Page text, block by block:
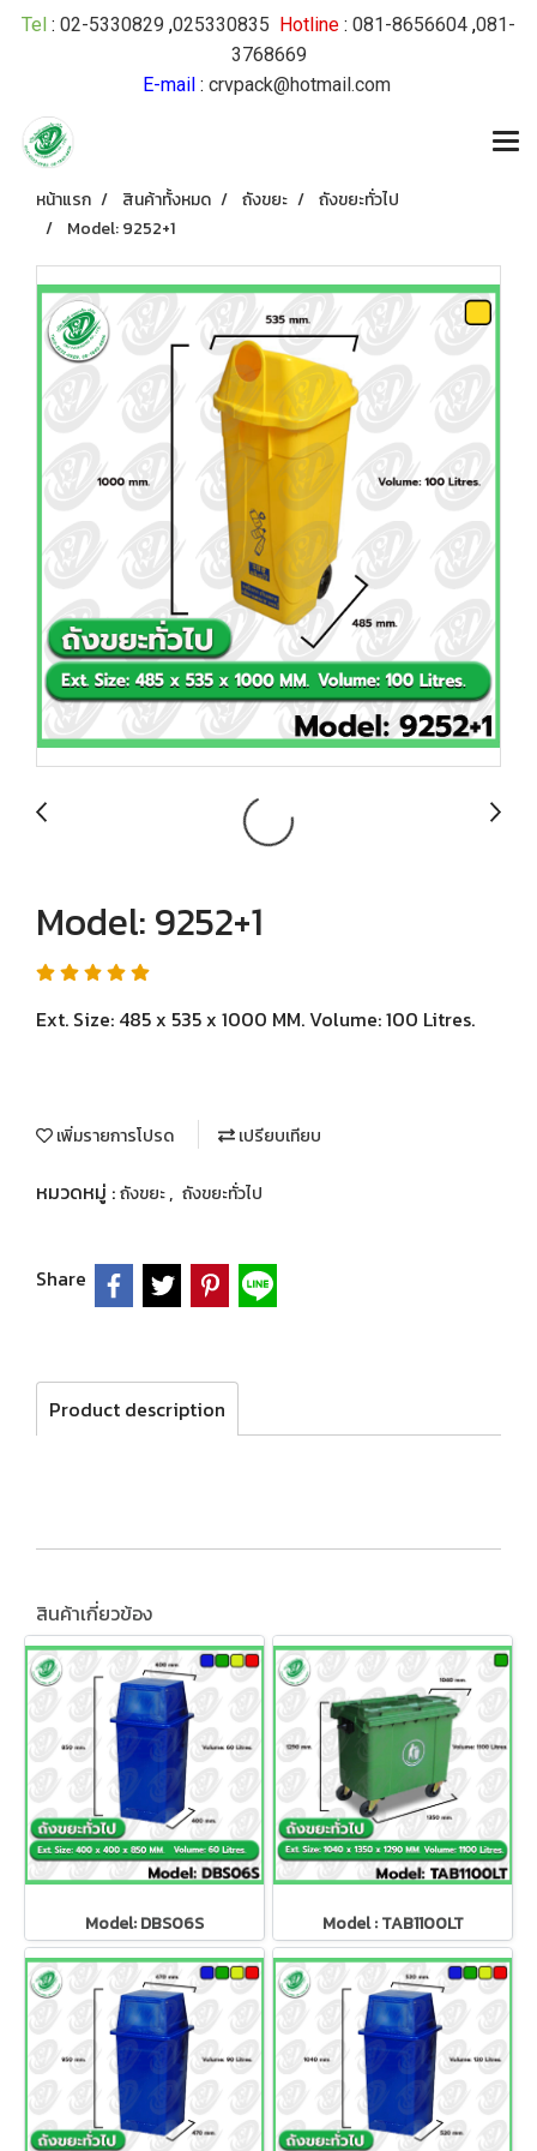
Tel : 02-5330829 ,025330835 Hotline : 081-8656604 ,081-
3768669
E-mail: crvpack@hotmail.com
หน้าแรก สินค้าทั้งหมด ถังขยะ
ถังขยะทั่วไป
Model: 9252+1
Model: 9252+1
Ext. Size: 485 x 535 x 1000 MM. Volume: 100 Litres.
เพิ่มรายการโปรด เปรียบเทียบ
หมวดหมู่ :ถังขยะ, ถังขยะทั่วไป
Share
Product description
สินค้าเกี่ยวข้อง
Model: DBS06S Model : TAB1100LT